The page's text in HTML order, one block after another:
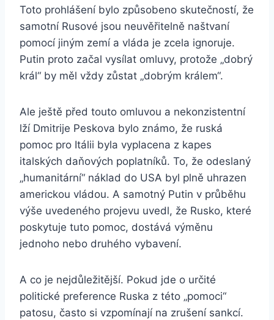
Toto prohlášení bylo způsobeno skutečností, že
samotní Rusové jsou neuvěřitelně naštvaní
pomocí jiným zemí a vláda je zcela ignoruje.
Putin proto začal vysílat omluvy, protože „dobrý
král“ by měl vždy zůstat „dobrým králem“.
Ale ještě před touto omluvou a nekonzistentní
lží Dmitrije Peskova bylo známo, že ruská
pomoc pro Itálii byla vyplacena z kapes
italských daňových poplatníků. To, že odeslaný
„humanitární“ náklad do USA byl plně uhrazen
americkou vládou. A samotný Putin v průběhu
výše uvedeného projevu uvedl, že Rusko, které
poskytuje tuto pomoc, dostává výměnu
jednoho nebo druhého vybavení.
A co je nejdůležitější. Pokud jde o určité
politické preference Ruska z této „pomoci“
patosu, často si vzpomínají na zrušení sankcí.